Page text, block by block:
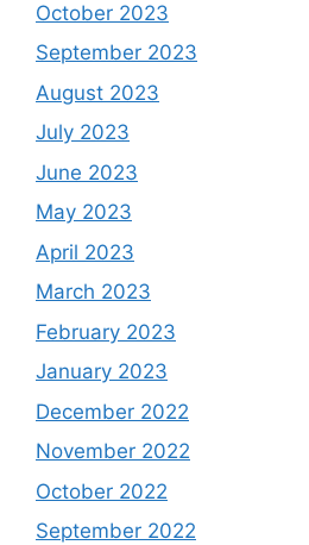
October 2023
September 2023
August 2023
July 2023
June 2023
May 2023
April 2023
March 2023
February 2023
January 2023
December 2022
November 2022
October 2022
September 2022